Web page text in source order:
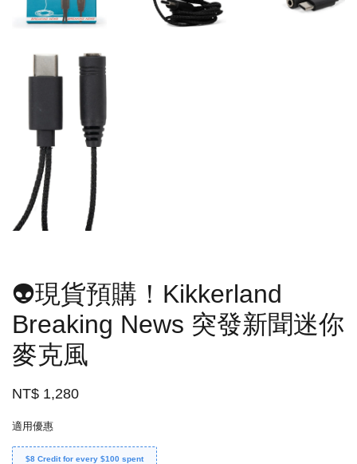
👽現貨預購！Kikkerland
Breaking News 突發新聞迷你
麥克風
NT$ 1,280
適用優惠
$8 Credit for every $100 spent